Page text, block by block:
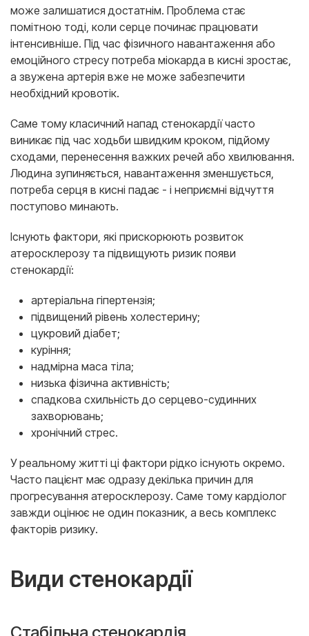
може залишатися достатнім. Проблема стає
помітною тоді, коли серце починає працювати
інтенсивніше. Під час фізичного навантаження або
емоційного стресу потреба міокарда в кисні зростає,
а звужена артерія вже не може забезпечити
необхідний кровотік.
Саме тому класичний напад стенокардії часто
виникає під час ходьби швидким кроком, підйому
сходами, перенесення важких речей або хвилювання.
Людина зупиняється, навантаження зменшується,
потреба серця в кисні падає - і неприємні відчуття
поступово минають.
Існують фактори, які прискорюють розвиток
атеросклерозу та підвищують ризик появи
стенокардії:
артеріальна гіпертензія;
підвищений рівень холестерину;
цукровий діабет;
куріння;
надмірна маса тіла;
низька фізична активність;
спадкова схильність до серцево-судинних
захворювань;
хронічний стрес.
У реальному житті ці фактори рідко існують окремо.
Часто пацієнт має одразу декілька причин для
прогресування атеросклерозу. Саме тому кардіолог
завжди оцінює не один показник, а весь комплекс
факторів ризику.
Види стенокардії